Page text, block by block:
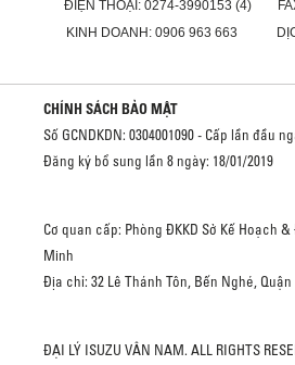
ĐIỆN THOẠI: 0274-3990153 (4)
KINH DOANH: 0906 963 663
CHÍNH SÁCH BẢO MẬT
Số GCNDKDN: 0304001090 - Cấp lần đầu
Đăng ký bổ sung lần 8 ngày: 18/01/2019
Cơ quan cấp: Phòng ĐKKD Sở Kế Hoạch &
Minh
Địa chỉ: 32 Lê Thánh Tôn, Bến Nghé, Quận
ĐẠI LÝ ISUZU VÂN NAM. ALL RIGHTS